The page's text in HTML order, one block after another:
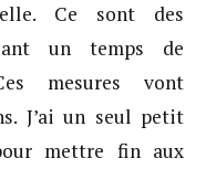
Ce sont des
un temps de
mesures vont
J’ai un seul petit
mettre fin aux